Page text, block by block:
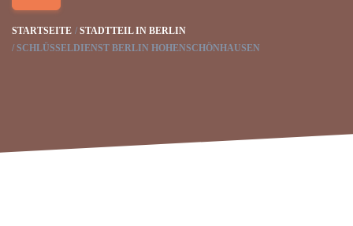
STARTSEITE
STADTTEIL IN BERLIN
SCHLÜSSELDIENST BERLIN HOHENSCHÖNHAUSEN